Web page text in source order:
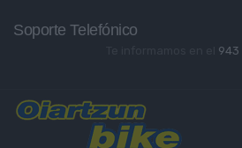
Soporte Telefónico
943